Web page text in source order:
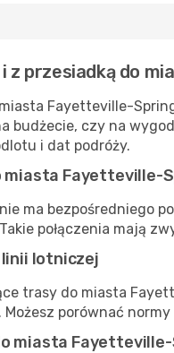
z przesiadką do
Fayetteville-
budżecie, czy na
i dat podróży.
miasta Fayetteville-
ma bezpośredniego
połączenia mają
lotniczej
trasy do miasta
Możesz porównać
miasta